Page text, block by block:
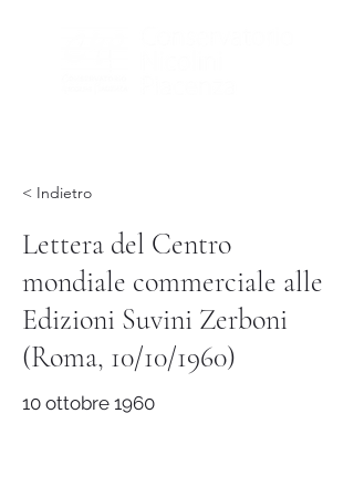
< Indietro
Lettera del Centro
mondiale commerciale alle
Edizioni Suvini Zerboni
(Roma, 10/10/1960)
10 ottobre 1960